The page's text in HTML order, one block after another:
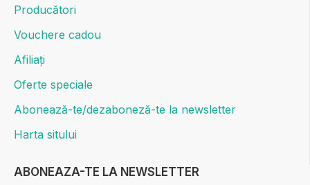
Producători
Vouchere cadou
Afiliați
Oferte speciale
Abonează-te/dezaboneză-te la newsletter
Harta sitului
ABONEAZA-TE LA NEWSLETTER